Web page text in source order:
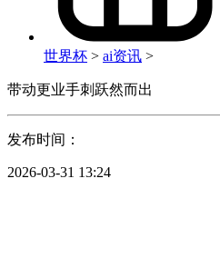
世界杯 > ai资讯 >
带动更业手刺跃然而出
发布时间：
2026-03-31 13:24